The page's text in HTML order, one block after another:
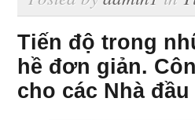
Tiến độ trong
hề đơn giản.
cho các Nhà